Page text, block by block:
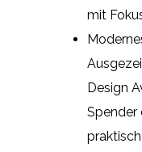
mit
Design
Spender